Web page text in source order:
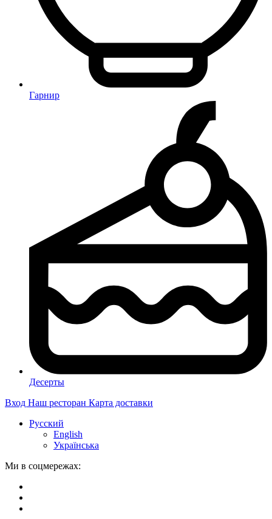
Гарнир
Десерты
Вход Наш ресторан Карта доставки
Русский
English
Українська
Ми в соцмережах: